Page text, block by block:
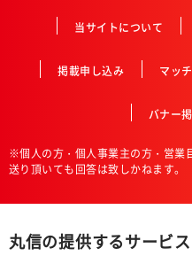
当サイトについて
掲載申し込み マッ
バナー
※個人の方・個人事業主の方・営業
送り頂いても回答は致しかねます。
丸信の提供するサービス